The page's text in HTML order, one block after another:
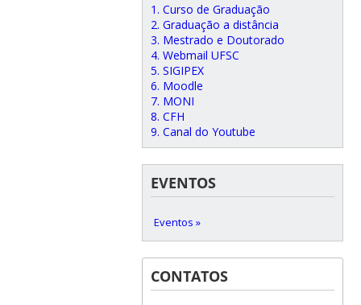
1. Curso de Graduação
2. Graduação a distância
3. Mestrado e Doutorado
4. Webmail UFSC
5. SIGIPEX
6. Moodle
7. MONI
8. CFH
9. Canal do Youtube
EVENTOS
Eventos »
CONTATOS